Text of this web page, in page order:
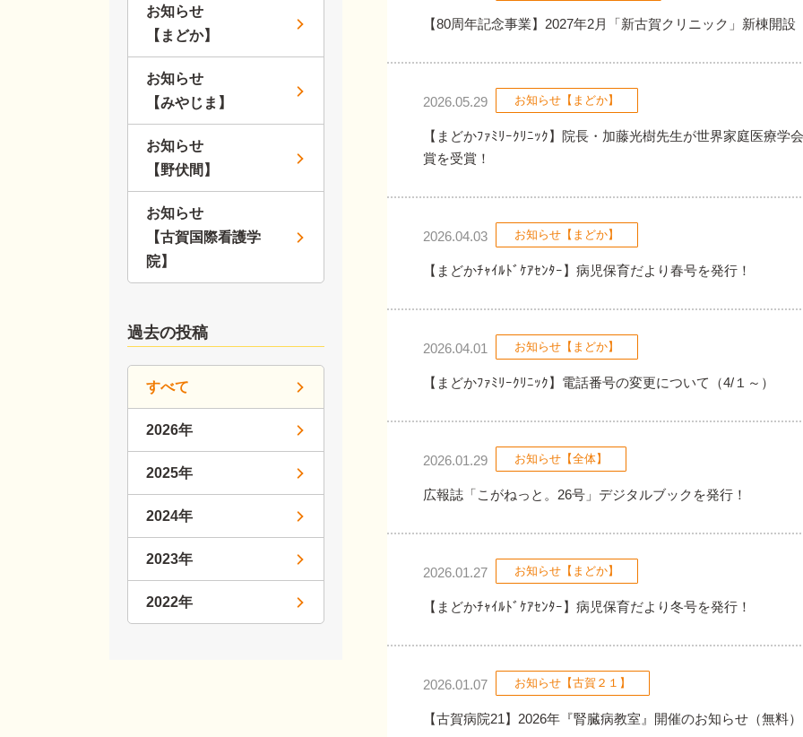
お知らせ
【まどか】
お知らせ
【みやじま】
お知らせ
【野伏間】
お知らせ
【古賀国際看護学
院】
過去の投稿
すべて
2026年
2025年
2024年
2023年
2022年
【80周年記念事業】2027年2月「新古賀クリニック」新棟開設
2026.05.29 お知らせ【まどか】
【まどかﾌｧﾐﾘｰｸﾘﾆｯｸ】院長・加藤光樹先生が世界家庭医療学
賞を受賞！
2026.04.03 お知らせ【まどか】
【まどかﾁｬｲﾙﾄﾞｹｱｾﾝﾀｰ】病児保育だより春号を発行！
2026.04.01 お知らせ【まどか】
【まどかﾌｧﾐﾘｰｸﾘﾆｯｸ】電話番号の変更について（4/１～）
2026.01.29 お知らせ【全体】
広報誌「こがねっと。26号」デジタルブックを発行！
2026.01.27 お知らせ【まどか】
【まどかﾁｬｲﾙﾄﾞｹｱｾﾝﾀｰ】病児保育だより冬号を発行！
2026.01.07 お知らせ【古賀２１】
【古賀病院21】2026年『腎臓病教室』開催のお知らせ（無料）